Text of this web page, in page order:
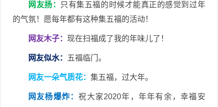
网友扬：
只有集五福的时候才能真正的感觉到过年
的气氛！愿每年都有这种集五福的活动！
网友木子： 现在扫福成了我的年味儿了！
网友似水： 五福临门。
网友一朵气质花： 集五福，过大年。
网友杨爆炸：祝大家2020年，年年有余，幸福安